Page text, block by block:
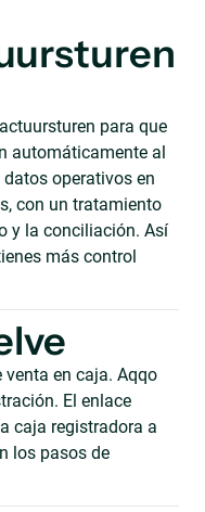
para que
automáticamente al
operativos en
con un tratamiento
y la conciliación. Así
más control
venta en caja. Aqqo
El enlace
caja registradora a
los pasos de